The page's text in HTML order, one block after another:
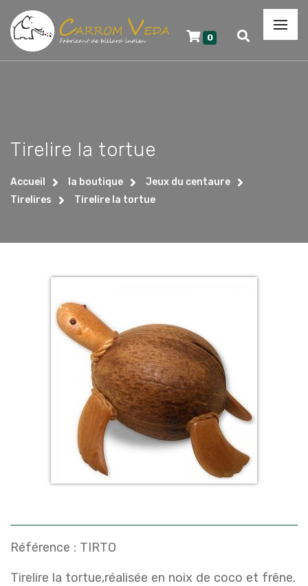
0
Tirelire la tortue
Accueil la boutique
Jeux du centaure
Tirelires
Tirelire la tortue
Référence : TIRTO
Tirelire la tortue,réalisée en noix de coco et frêne.